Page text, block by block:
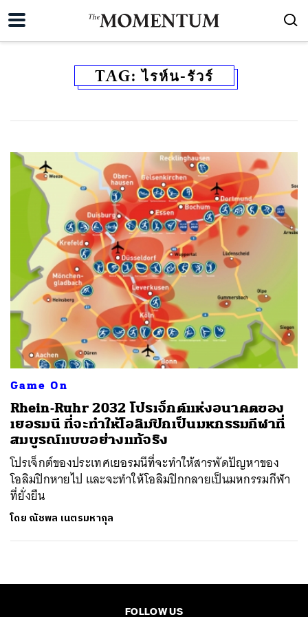
TAG:ไรห์น-รัวร์
Game On
Rhein-Ruhr 2032 โปรเจ็กต์แห่งอนาคตของ
เยอรมนี ที่จะทำให้โอลิมปิกเป็นมหกรรมกีฬาที่
สมบูรณ์แบบอย่างแท้จริง
โปรเจ็กต์ของประเทศเยอรมนีที่จะทำให้สารพัดปัญหาของ
โอลิมปิกหายไป และจะทำให้โอลิมปิกกลายเป็นมหกรรมกีฬา
ที่ยั่งยืน
โดย ณัชพล เนตรมหากุล
FOLLOW US
ค้นหา
SHARE TWEET LINE EMAIL